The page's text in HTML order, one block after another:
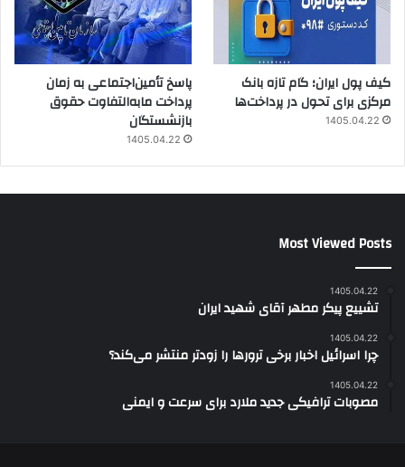
کیف پول ایران؛ گام تازه بانک
مرکزی برای تحول در پرداخت‌ها
1405.04.22
پاسخ تأمین‌اجتماعی به زمان
پرداخت مابه‌التفاوت حقوق
بازنشستگان
1405.04.22
Most Viewed Posts
1405.04.22
تشییع پیکر مطهر آقای شهید ایران
1405.04.22
چرا اسرائیل اخبار برخی ترورها را زودتر منتشر می‌کند؟
1405.04.22
مصوبات ترافیکی جدید ملارد برای سرعت و ایمنی